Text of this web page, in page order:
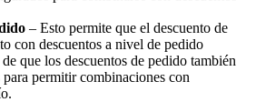
– Esto permite que el descuento de
con descuentos a nivel de pedido
que los descuentos de pedido también
permitir combinaciones con